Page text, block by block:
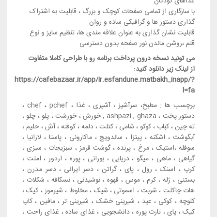
با سازگاری از تمامی صفحات کوچک و بزرگ ، قابلیت به اشتراک
گذاری دستور ها و گرافیکی ساده و روان
قابلیت نشان گذاری به عنوان علاقه مندی ها، تنظیم سایز و نوع
قلم ،روشن ماندن نور صفحه بدون دسترسی
می تونید نسخه درون پرداخت برنامه رو با طراحی کاملا متفاوت
از لینک زیر دانلود کنید:
https://cafebazaar.ir/app/ir.esfandune.matbakh_inapp/?
l=fa
برچسب ها : مطبخ، سرآشپز ، آشپزی ، غذا ، chef ، pchef ،
دستور پخت ، ashpazi , ghaza , خورش ، خورشت ، پلو ، چلو ،
ته چین ، کباب ، کوکو ، شامی ، کتلت ، دلمه ، کوفته ، آش ، حلیم ،
آبگوشت ، اشکنه ،‌ پیتزا ، ساندویچ ، ماکارونی ، پاستا ، لازانیا ،
سوفله ،استیک ، مرغ ، پرنده ، گوشت قرمز ، سبزیجات ، سبزی ،
گیاهی ، ماهی ، میگو ، دریایی ، بورانی ، پوره ، اردور ، املت ،
کرپ ، اسنک ، رول ، پای ، گراتن ، دسر ایرانی ، دسر مدرن ،
بستنی ، ژله ، کرم ، موس ، قهوه ، نوشیدنی ، نسکافه ، شکلات ،
هات چاکلت ، شربت ، اسموتی ، شیک ، مخلوط ، شیرموز ، کیک ،
کلوچه ، کوکی ، عید ، شیرینی خشک ، شیرینی تر ، مافین ، کاپ
کیک ، پای ، تارت پوره ، دانشجویی ، غذای ساده ، غذای راحت ،